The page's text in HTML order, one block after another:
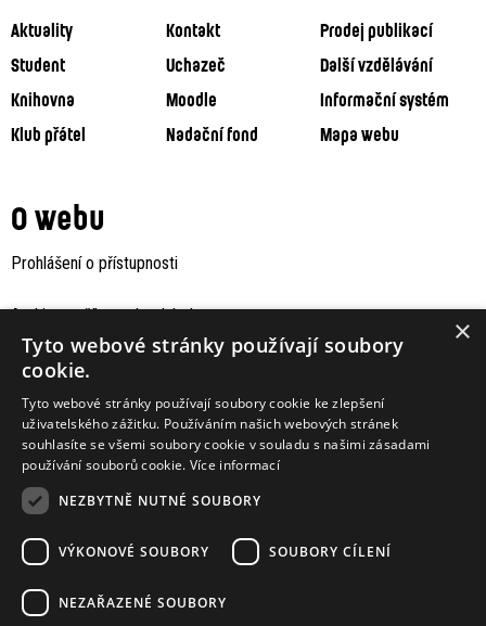
Aktuality Kontakt
Prodej publikací
Student
Uchazeč
Další vzdělávání
Knihovna
Moodle
Informační systém
Klub přátel
Nadační fond Mapa webu
O webu
Prohlášení o přístupnosti
Archiv staršího webu Jaboku
Podporují nás
×
Tyto webové stránky používají soubory
cookie.
Tyto webové stránky používají soubory cookie ke zlepšení
uživatelského zážitku. Používáním našich webových stránek
souhlasíte se všemi soubory cookie v souladu s našimi zásadami
používání souborů cookie. Více informací
NEZBYTNĚ NUTNÉ SOUBORY
VÝKONOVÉ SOUBORY SOUBORY CÍLENÍ
NEZAŘAZENÉ SOUBORY